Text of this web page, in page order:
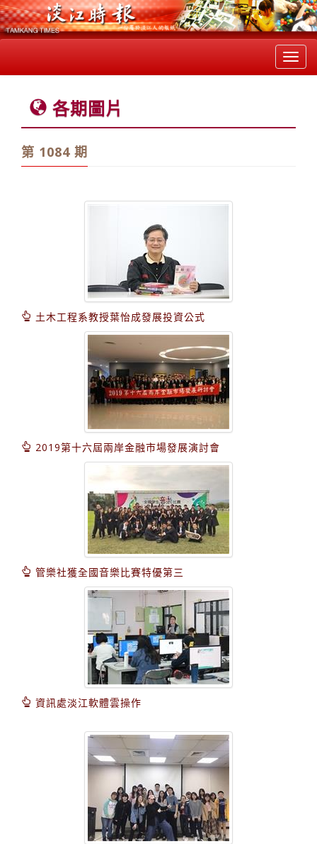
各期圖片
第 1084 期
土木工程系教授葉怡成發展投資公式
2019第十六屆兩岸金融市場發展演討會
管樂社獲全國音樂比賽特優第三
資訊處淡江軟體雲操作